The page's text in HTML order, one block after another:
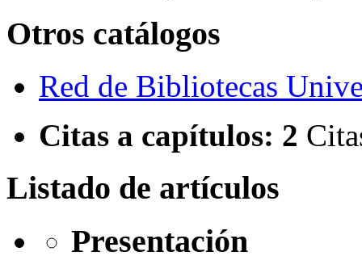
Otros catálogos
Red de Bibliotecas
Citas a capítulos: 2
Listado de artículos
Presentación